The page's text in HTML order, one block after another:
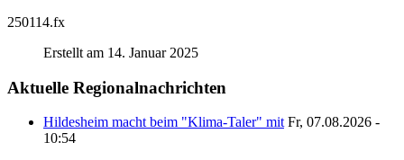
250114.fx
Erstellt am 14. Januar 2025
Aktuelle Regionalnachrichten
Hildesheim macht beim "Klima-Taler" mit Fr, 07.08.2026 -
10:54